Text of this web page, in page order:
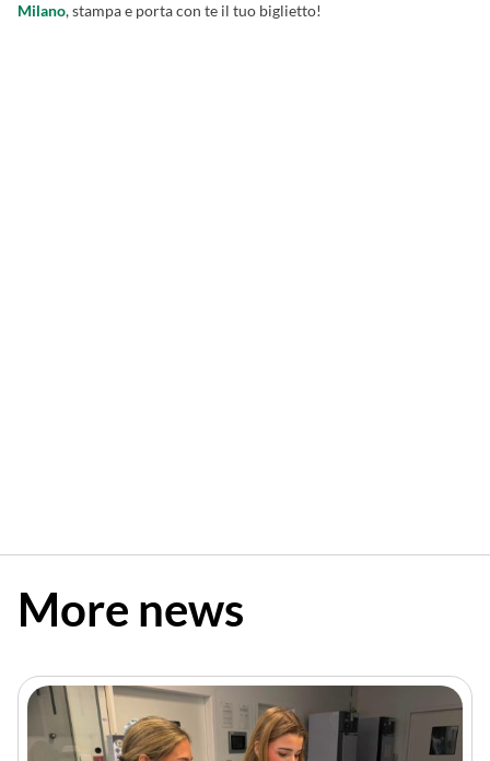
Milano, stampa e porta con te il tuo biglietto!
More news